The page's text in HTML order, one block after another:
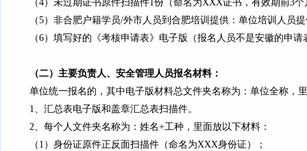
（4） 未过期证书原件扫描件1份 （命名为XXX证书， 有效期前3
（5） 非合肥户籍学员/外市人员到合肥培训 提供： 单位培训人员
（6） 填写好的《考核申请表》电子版（报名 人员不是安徽的申请
（二） 主要负责人、安全管理人员报名材料：
单位统一报名的，其中电子版材料总文件夹名称为：单位全称 ，
1、 汇总表电子版和盖章汇总表扫描件。
2、 每个人文件夹名称为： 姓名+工种， 里面放以下材料：
（1）身份证原件正反面扫描件（命名为XXX身份证）；